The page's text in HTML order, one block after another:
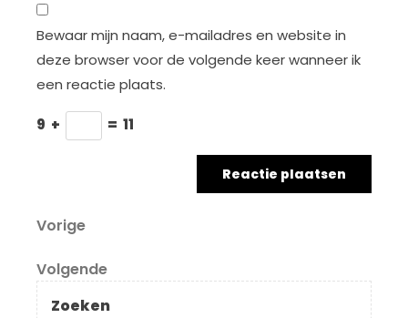
Bewaar mijn naam, e-mailadres en website in
deze browser voor de volgende keer wanneer ik
een reactie plaats.
9 + = 11
Berichtnavigatie
Vorig
Vorige
Volgend
bericht
Volgende
Zoeken